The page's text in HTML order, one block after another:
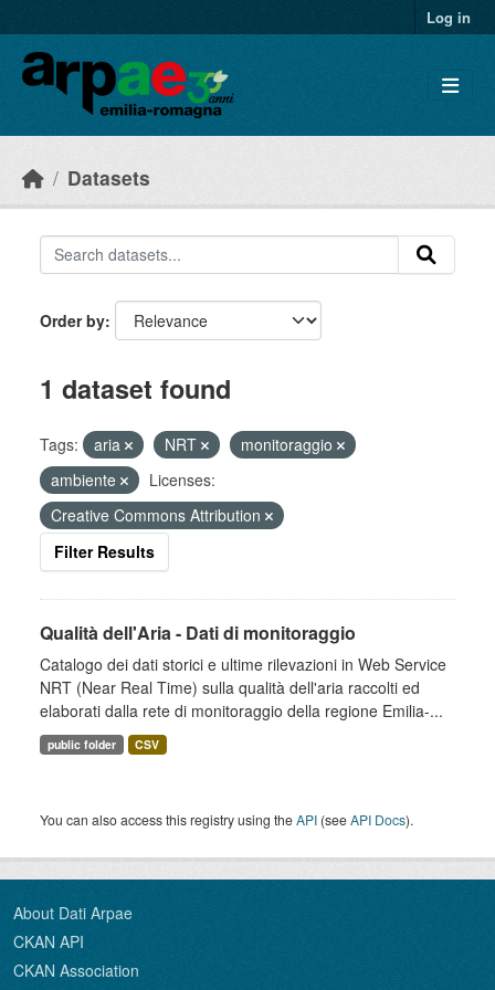
Log in
Datasets
Order by
1 dataset found
Tags: aria NRT
monitoraggio
ambiente
Licenses:
Creative Commons Attribution
Filter Results
Qualità dell'Aria - Dati di monitoraggio
Catalogo dei dati storici e ultime rilevazioni in Web Service
NRT (Near Real Time) sulla qualità dell'aria raccolti ed
elaborati dalla rete di monitoraggio della regione Emilia-...
public folder CSV
You can also access this registry using theAPI (seeAPI Docs).
About Dati Arpae
CKAN API
CKAN Association